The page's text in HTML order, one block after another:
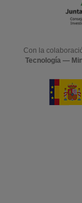
Con la
Tecnología —